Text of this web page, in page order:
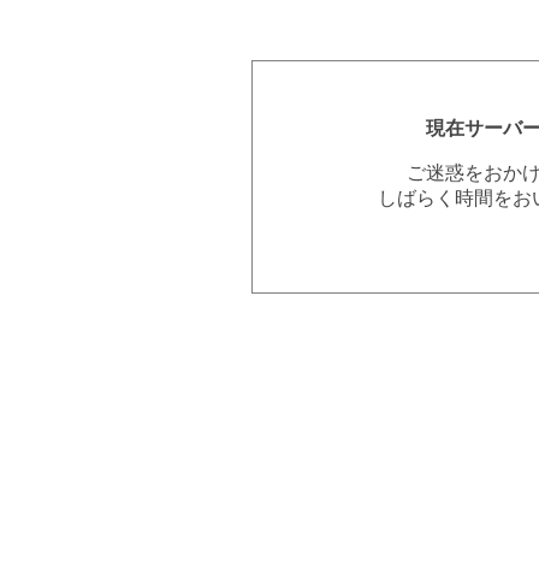
現在サーバ
ご迷惑をおか
しばらく時間を